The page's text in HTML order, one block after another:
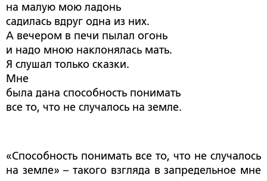
на малую мою ладонь
садилась вдруг одна из них.
А вечером в печи пылал огонь
и надо мною наклонялась мать.
Я слушал только сказки.
Мне
была дана способность понимать
все то, что не случалось на земле.
«Способность понимать все то, что не случалось
на земле» – такого взгляда в запредельное мне